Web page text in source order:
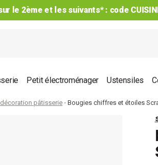
le 2ème et les suivants* : code
Petit électroménager Ustensiles
pâtisserie Bougies chiffres et étoiles